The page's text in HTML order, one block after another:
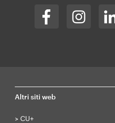
Altri siti web
> CU+